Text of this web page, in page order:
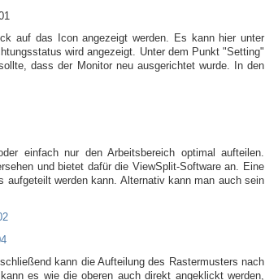
auf das Icon angezeigt werden. Es kann hier unter
wird angezeigt. Unter dem Punkt "Setting"
dass der Monitor neu ausgerichtet wurde. In den
einfach nur den Arbeitsbereich optimal aufteilen.
und bietet dafür die ViewSplit-Software an. Eine
aufgeteilt werden kann. Alternativ kann man auch sein
kann die Aufteilung des Rastermusters nach
es wie die oberen auch direkt angeklickt werden,